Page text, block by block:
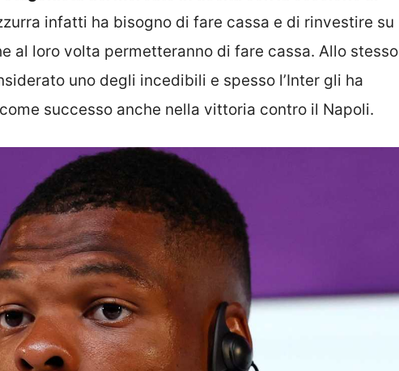
infatti ha bisogno di fare cassa e di rinvestire su
al loro volta permetteranno di fare cassa. Allo stesso
uno degli incedibili e spesso l’Inter gli ha
successo anche nella vittoria contro il Napoli.